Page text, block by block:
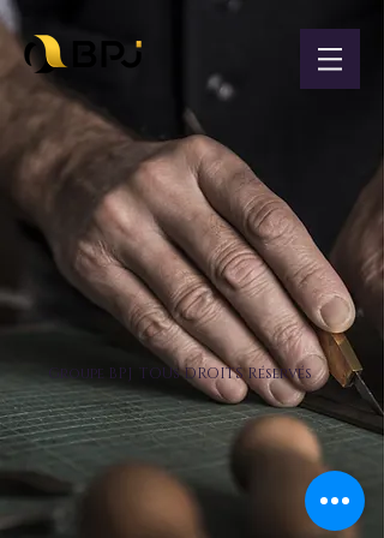
Groupe BPJ TOUs DROITS Réservés